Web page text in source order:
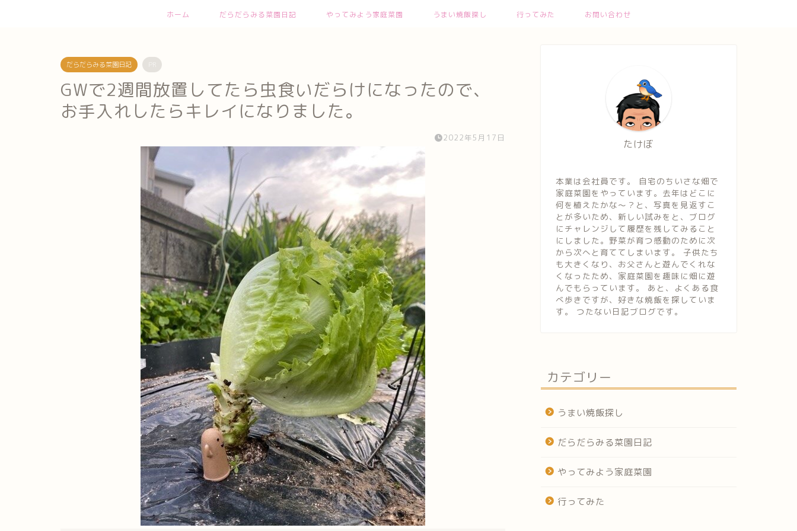
ホーム だらだらみる菜園日記 やってみよう家庭菜園 うまい焼飯探し 行ってみた お問い合わせ
だらだらみる菜園日記
GWで2週間放置してたら虫食いだらけになったので、
お手入れしたらキレイになりました。
2022年5月17日 たけぼ
本業は会社員です。 自宅のちいさな畑で
家庭菜園をやっています。去年はどこに
何を植えたかな～？と、写真を見返すこ
とが多いため、新しい試みをと、ブログ
にチャレンジして履歴を残してみること
にしました。野菜が育つ感動のために次
から次へと育ててしまいます。 子供たち
も大きくなり、お父さんと遊んでくれな
くなったため、家庭菜園を趣味に畑に遊
んでもらっています。 あと、よくある食
べ歩きですが、好きな焼飯を探していま
す。 つたない日記ブログです。
カテゴリー
うまい焼飯探し
だらだらみる菜園日記
やってみよう家庭菜園
行ってみた